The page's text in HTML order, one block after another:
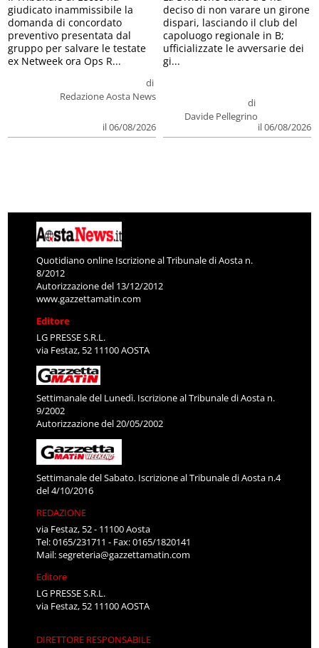
di
Redazione Aosta News
il 06/08/2026
giudicato inammissibile la
domanda di concordato
preventivo presentata dal
gruppo per salvare le testate
ex Netweek ora Ops R...
di
Davide Pellegrino
il 06/08/2026
deciso di non varare un girone
dispari, lasciando il club del
capoluogo regionale in B;
ufficializzate le avversarie dei
gi...
Quotidiano online Iscrizione al Tribunale di Aosta n.
8/2012
Autorizzazione del 13/12/2012
www.gazzettamatin.com
Editore
LG PRESSE S.R.L.
via Festaz, 52 11100 AOSTA
Settimanale del Lunedì. Iscrizione al Tribunale di Aosta n.
9/2002
Autorizzazione del 20/05/2002
Settimanale del Sabato. Iscrizione al Tribunale di Aosta n.4
del 4/10/2016
REDAZIONE
via Festaz, 52 - 11100 Aosta
Tel: 0165/231711 - Fax: 0165/1820141
Mail:segreteria@gazzettamatin.com
Editore
LG PRESSE S.R.L.
via Festaz, 52 11100 AOSTA
DIRETTORE RESPONSABILE